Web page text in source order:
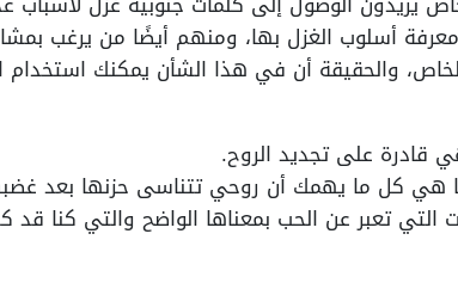
أسلوب الغزل بها، ومنهم أيضًا من يرغب
والحقيقة أن في هذا الشأن يمكنك استخدام
قادرة على تجديد الروح.
هي كل ما يهمك أن روحي تتناسى حزنها بعد
التي تعبر عن الحب بمعناها الواضح والتي كنا